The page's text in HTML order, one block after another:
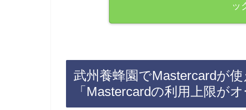
ッ
武州養蜂園でMastercardが使
「Mastercardの利用上限が